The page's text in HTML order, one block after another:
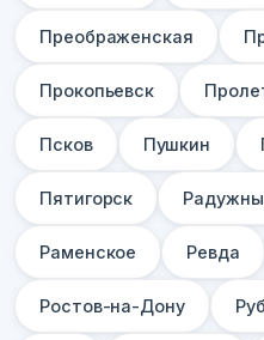
Преображенская
Прокопьевск
Псков Пушкин
Пятигорск
Раменское Ревда
Ростов-на-Дону